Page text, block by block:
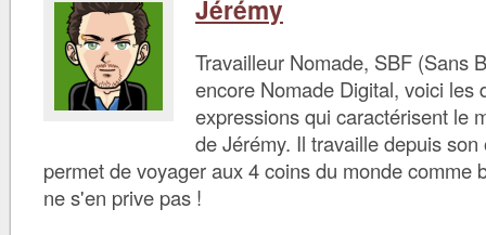
Jérémy
Travailleur Nomade, SBF (Sans
encore Nomade Digital, voici les
expressions qui caractérisent le
de Jérémy. Il travaille depuis
permet de voyager aux 4 coins du monde comme
ne s'en prive pas !